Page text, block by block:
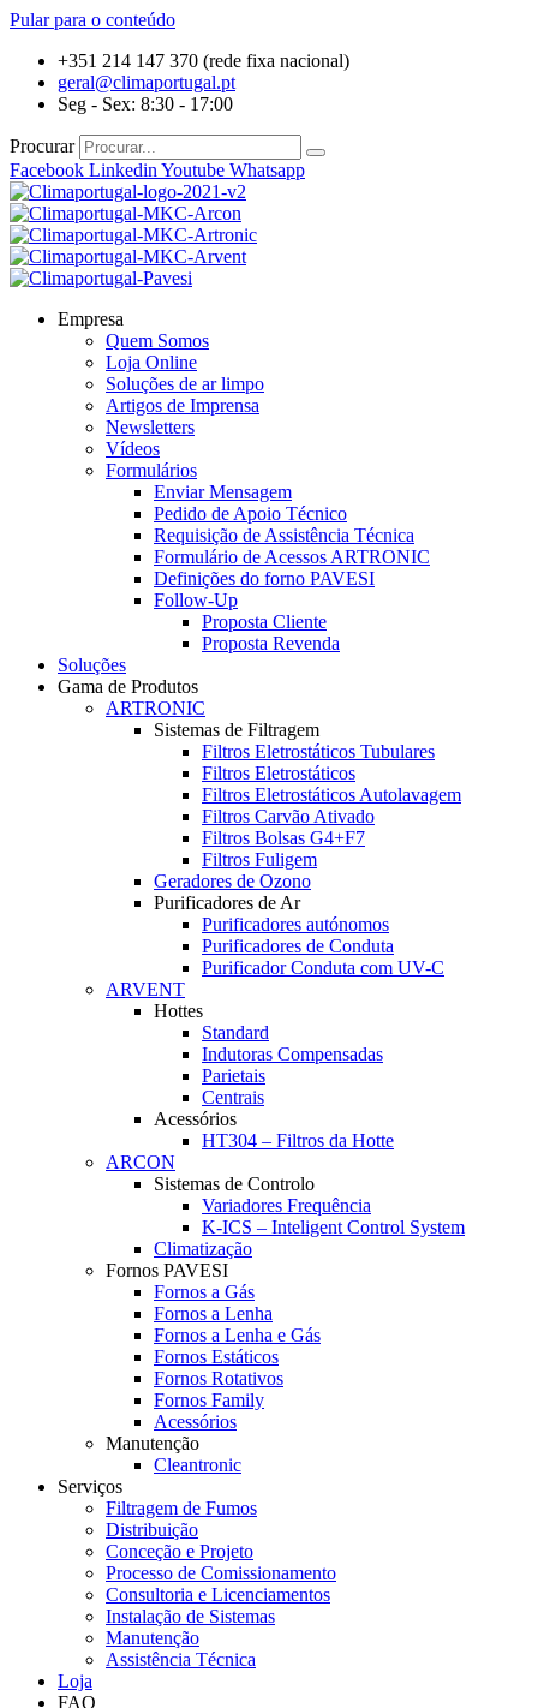
Pular para o conteúdo
+351 214 147 370 (rede fixa nacional)
geral@climaportugal.pt
Seg - Sex: 8:30 - 17:00
Procurar
Facebook Linkedin Youtube Whatsapp
Empresa
Quem Somos
Loja Online
Soluções de ar limpo
Artigos de Imprensa
Newsletters
Vídeos
Formulários
Enviar Mensagem
Pedido de Apoio Técnico
Requisição de Assistência Técnica
Formulário de Acessos ARTRONIC
Definições do forno PAVESI
Follow-Up
Proposta Cliente
Proposta Revenda
Soluções
Gama de Produtos
ARTRONIC
Sistemas de Filtragem
Filtros Eletrostáticos Tubulares
Filtros Eletrostáticos
Filtros Eletrostáticos Autolavagem
Filtros Carvão Ativado
Filtros Bolsas G4+F7
Filtros Fuligem
Geradores de Ozono
Purificadores de Ar
Purificadores autónomos
Purificadores de Conduta
Purificador Conduta com UV-C
ARVENT
Hottes
Standard
Indutoras Compensadas
Parietais
Centrais
Acessórios
HT304 – Filtros da Hotte
ARCON
Sistemas de Controlo
Variadores Frequência
K-ICS – Inteligent Control System
Climatização
Fornos PAVESI
Fornos a Gás
Fornos a Lenha
Fornos a Lenha e Gás
Fornos Estáticos
Fornos Rotativos
Fornos Family
Acessórios
Manutenção
Cleantronic
Serviços
Filtragem de Fumos
Distribuição
Conceção e Projeto
Processo de Comissionamento
Consultoria e Licenciamentos
Instalação de Sistemas
Manutenção
Assistência Técnica
Loja
FAQ